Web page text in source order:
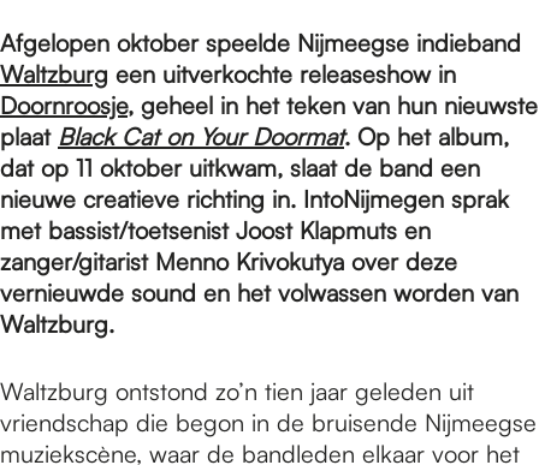
m
e
p
a
g
Afgelopen oktober speelde Nijmeegse indieband
Waltzburg een uitverkochte releaseshow in
Doornroosje, geheel in het teken van hun nieuwste
plaat Black Cat on Your Doormat. Op het album,
dat op 11 oktober uitkwam, slaat de band een
nieuwe creatieve richting in. IntoNijmegen sprak
met bassist/toetsenist Joost Klapmuts en
zanger/gitarist Menno Krivokutya over deze
vernieuwde sound en het volwassen worden van
Waltzburg.
Waltzburg ontstond zo’n tien jaar geleden uit
vriendschap die begon in de bruisende Nijmeegse
muziekscène, waar de bandleden elkaar voor het